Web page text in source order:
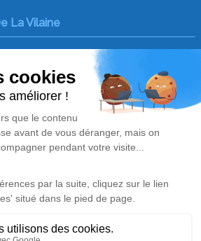
La Vilaine
- 35480 - Guipry-Messac
Liens utiles
Avis de décès
Demande de rendez-vous
réseaux sociaux
des données personnelles